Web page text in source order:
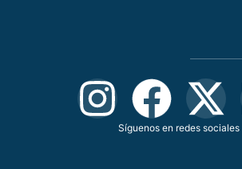
Síguenos en redes sociales